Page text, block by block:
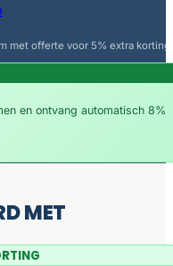
met offerte voor 5% extra korting.
en ontvang automatisch 8%
MET